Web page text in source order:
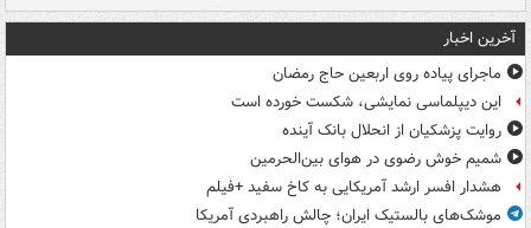
آخرین اخبار
ماجرای پیاده روی اربعین حاج رمضان
این دیپلماسی نمایشی، شکست خورده است
روایت پزشکیان از انحلال بانک آینده
شمیم خوش رضوی در هوای بین‌الحرمین
هشدار افسر ارشد آمریکایی به کاخ سفید +فیلم
موشک‌های بالستیک ایران؛ چالش راهبردی آمریکا